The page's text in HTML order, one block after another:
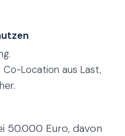
Co-Location aus Last,
50.000 Euro, davon